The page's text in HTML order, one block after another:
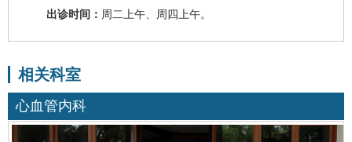
出诊时间： 周二上午、周四上午。
相关科室
心血管内科